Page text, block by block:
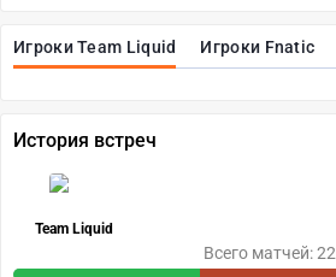
Игроки Team Liquid Игроки Fnatic
История встреч
Team Liquid
Всего матчей: 22